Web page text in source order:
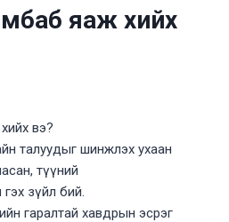
яаж хийх
вэ?
талуудыг шинжлэх ухаан
түүний
зүйл бий.
гаралтай хавдрын эсрэг